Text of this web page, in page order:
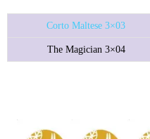
Corto Maltese 3×03
The Magician 3×04